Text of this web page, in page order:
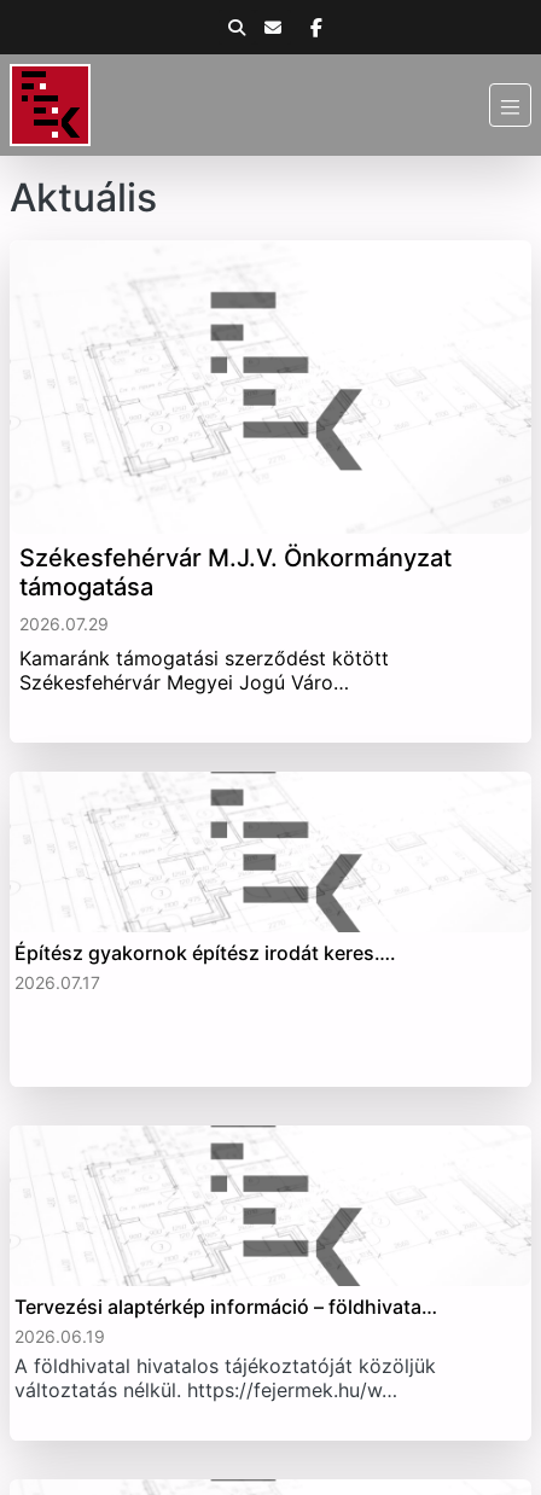
Aktuális
Székesfehérvár M.J.V. Önkormányzat
támogatása
2026.07.29
Kamaránk támogatási szerződést kötött
Székesfehérvár Megyei Jogú Váro…
Építész gyakornok építész irodát keres….
2026.07.17
Tervezési alaptérkép információ – földhivata…
2026.06.19
A földhivatal hivatalos tájékoztatóját közöljük
változtatás nélkül. https://fejermek.hu/w…